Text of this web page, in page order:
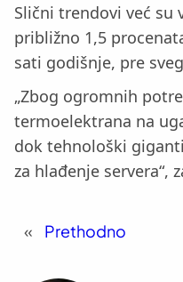
Slični trendovi već
približno 1,5
sati godišnje, pre
„Zbog ogromnih
termoelektrana na
dok tehnološki
za hlađenje
« Prethodno